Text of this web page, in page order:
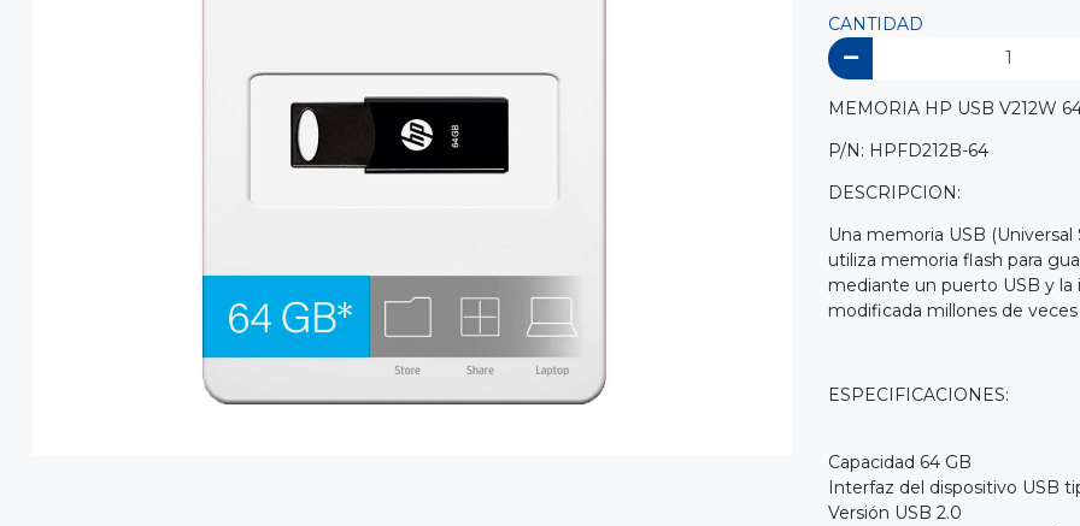
CANTIDAD
MEMORIA HP USB V212W
P/N: HPFD212B-64
DESCRIPCION:
Una memoria USB
utiliza memoria flash para
mediante un puerto USB y
modificada millones de
ESPECIFICACIONES:
Capacidad 64 GB
Interfaz del dispositivo USB
Versión USB 2.0